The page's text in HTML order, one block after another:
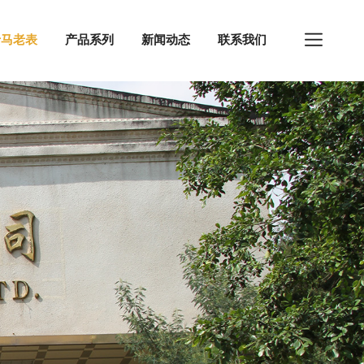
老表 产品系列 新闻动态 联系我们